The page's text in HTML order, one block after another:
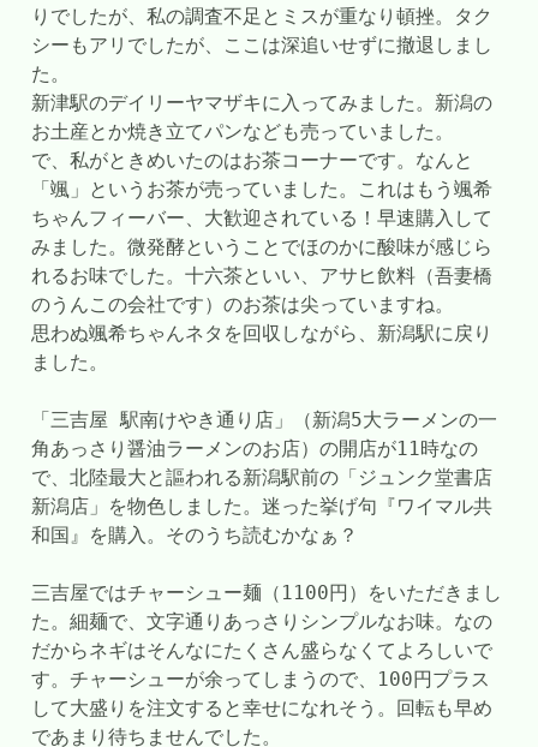
りでしたが、私の調査不足とミスが重なり頓挫。タク
シーもアリでしたが、ここは深追いせずに撤退しまし
た。
新津駅のデイリーヤマザキに入ってみました。新潟の
お土産とか焼き立てパンなども売っていました。
で、私がときめいたのはお茶コーナーです。なんと
「颯」というお茶が売っていました。これはもう颯希
ちゃんフィーバー、大歓迎されている！早速購入して
みました。微発酵ということでほのかに酸味が感じら
れるお味でした。十六茶といい、アサヒ飲料（吾妻橋
のうんこの会社です）のお茶は尖っていますね。
思わぬ颯希ちゃんネタを回収しながら、新潟駅に戻り
ました。
「三吉屋 駅南けやき通り店」（新潟5大ラーメンの一
角あっさり醤油ラーメンのお店）の開店が11時なの
で、北陸最大と謳われる新潟駅前の「ジュンク堂書店
新潟店」を物色しました。迷った挙げ句『ワイマル共
和国』を購入。そのうち読むかなぁ？
三吉屋ではチャーシュー麺（1100円）をいただきまし
た。細麺で、文字通りあっさりシンプルなお味。なの
だからネギはそんなにたくさん盛らなくてよろしいで
す。チャーシューが余ってしまうので、100円プラス
して大盛りを注文すると幸せになれそう。回転も早め
であまり待ちませんでした。